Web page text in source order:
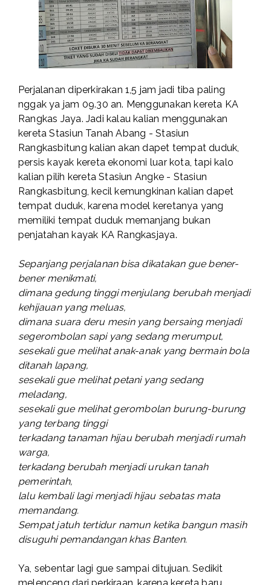
Perjalanan diperkirakan 1,5 jam jadi tiba paling
nggak ya jam 09.30 an. Menggunakan kereta KA
Rangkas Jaya. Jadi kalau kalian menggunakan
kereta Stasiun Tanah Abang - Stasiun
Rangkasbitung kalian akan dapet tempat duduk,
persis kayak kereta ekonomi luar kota, tapi kalo
kalian pilih kereta Stasiun Angke - Stasiun
Rangkasbitung, kecil kemungkinan kalian dapet
tempat duduk, karena model keretanya yang
memiliki tempat duduk memanjang bukan
penjatahan kayak KA Rangkasjaya.
Sepanjang perjalanan bisa dikatakan gue bener-
bener menikmati,
dimana gedung tinggi menjulang berubah menjadi
kehijauan yang meluas,
dimana suara deru mesin yang bersaing menjadi
segerombolan sapi yang sedang merumput,
sesekali gue melihat anak-anak yang bermain bola
ditanah lapang,
sesekali gue melihat petani yang sedang
meladang,
sesekali gue melihat gerombolan burung-burung
yang terbang tinggi
terkadang tanaman hijau berubah menjadi rumah
warga,
terkadang berubah menjadi urukan tanah
pemerintah,
lalu kembali lagi menjadi hijau sebatas mata
memandang.
Sempat jatuh tertidur namun ketika bangun masih
disuguhi pemandangan khas Banten.
Ya, sebentar lagi gue sampai ditujuan. Sedikit